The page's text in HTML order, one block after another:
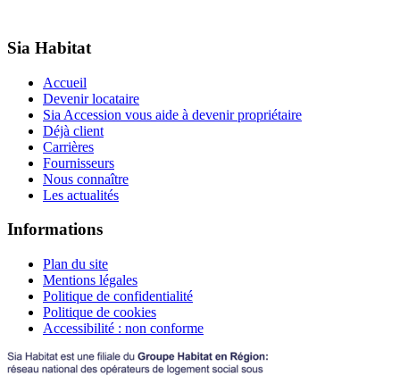
Sia Habitat
Accueil
Devenir locataire
Sia Accession vous aide à devenir propriétaire
Déjà client
Carrières
Fournisseurs
Nous connaître
Les actualités
Informations
Plan du site
Mentions légales
Politique de confidentialité
Politique de cookies
Accessibilité : non conforme